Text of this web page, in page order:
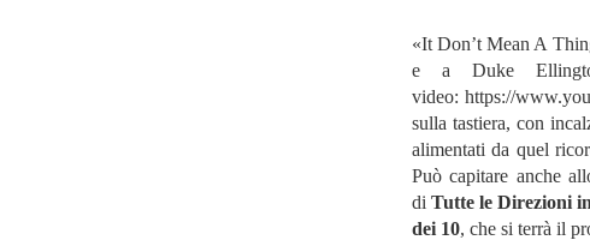
«It Don’t Mean A
e a Duke
video:https://
sulla tastiera, con
alimentati da quel
Può capitare anche
diTutte le Direzioni
dei 10, che si terrà il